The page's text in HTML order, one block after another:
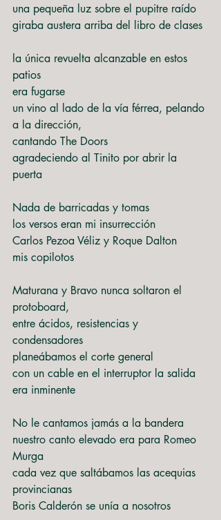
una pequeña luz sobre el pupitre raído
giraba austera arriba del libro de clases
la única revuelta alcanzable en estos
patios
era fugarse
un vino al lado de la vía férrea, pelando
a la dirección,
cantando The Doors
agradeciendo al Tinito por abrir la
puerta
Nada de barricadas y tomas
los versos eran mi insurrección
Carlos Pezoa Véliz y Roque Dalton
mis copilotos
Maturana y Bravo nunca soltaron el
protoboard,
entre ácidos, resistencias y
condensadores
planeábamos el corte general
con un cable en el interruptor la salida
era inminente
No le cantamos jamás a la bandera
nuestro canto elevado era para Romeo
Murga
cada vez que saltábamos las acequias
provincianas
Boris Calderón se unía a nosotros